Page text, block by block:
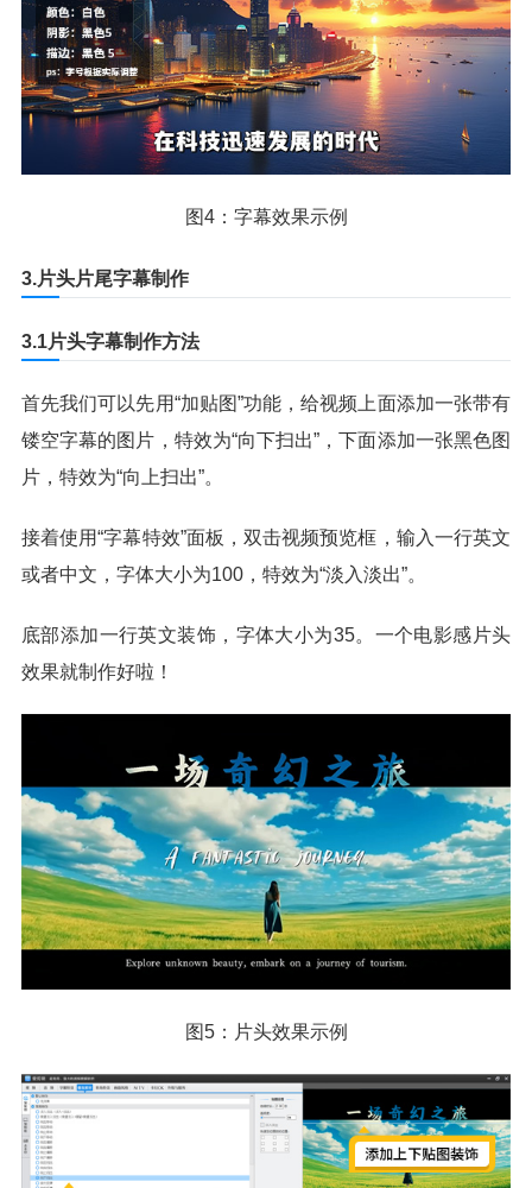
图4：字幕效果示例
3.片头片尾字幕制作
3.1片头字幕制作方法
首先我们可以先用“加贴图”功能，给视频上面添加一张带有
镂空字幕的图片，特效为“向下扫出”，下面添加一张黑色图
片，特效为“向上扫出”。
接着使用“字幕特效”面板，双击视频预览框，输入一行英文
或者中文，字体大小为100，特效为“淡入淡出”。
底部添加一行英文装饰，字体大小为35。一个电影感片头
效果就制作好啦！
图5：片头效果示例